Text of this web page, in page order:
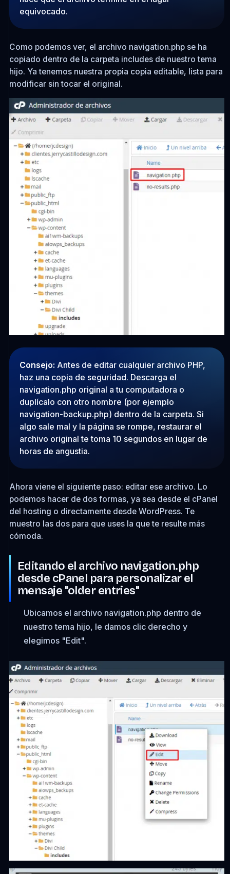
equivocado.
Como podemos ver, el archivo navigation.phpse ha
copiado dentro de la carpeta includesde nuestro tema
hijo. Ya tenemos nuestra propia copia editable, lista para
modificar sin tocar el original.
Consejo: Antes de editar cualquier archivo PHP,
haz una copia de seguridad. Descarga el
navigation.php original a tu computadora o
duplícalo con otro nombre (por ejemplo
navigation-backup.php) dentro de la carpeta. Si
algo sale mal y la página se rompe, restaurar el
archivo original te toma 10 segundos en lugar de
horas de angustia.
Ahora viene el siguiente paso: editar ese archivo. Lo
podemos hacer de dos formas, ya sea desde el cPanel
del hosting o directamente desde WordPress. Te
muestro las dos para que uses la que te resulte más
cómoda.
Editando el archivo navigation.php
desde cPanel para personalizar el
mensaje "older entries"
Ubicamos el archivo navigation.php dentro de
nuestro tema hijo, le damos clic derecho y
elegimos "Edit".